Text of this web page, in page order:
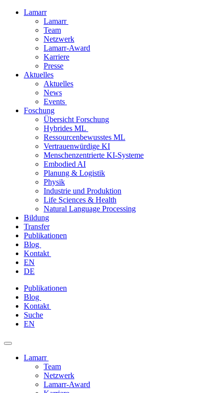
Lamarr
Lamarr
Team
Netzwerk
Lamarr-Award
Karriere
Presse
Aktuelles
Aktuelles
News
Events
Foschung
Übersicht Forschung
Hybrides ML
Ressourcenbewusstes ML
Vertrauenwürdige KI
Menschenzentrierte KI-Systeme
Embodied AI
Planung & Logistik
Physik
Industrie und Produktion
Life Sciences & Health
Natural Language Processing
Bildung
Transfer
Publikationen
Blog
Kontakt
EN
DE
Zum
Inhalt
springen
Publikationen
Blog
Kontakt
Suche
EN
Lamarr
Team
Netzwerk
Lamarr-Award